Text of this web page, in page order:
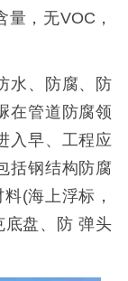
，无VOC，
水、防腐、防
在管道防腐领
入早、工程应
括钢结构防腐
(海上浮标，
底盘、防 弹头